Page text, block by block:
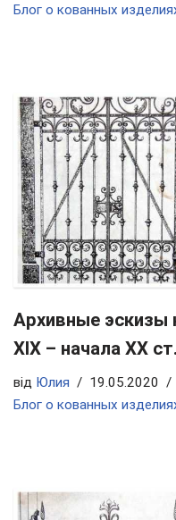
Блог о кованных
Архивные эскизы
ХIX – начала ХХ
від Юлия
19.05.2020
Блог о кованных